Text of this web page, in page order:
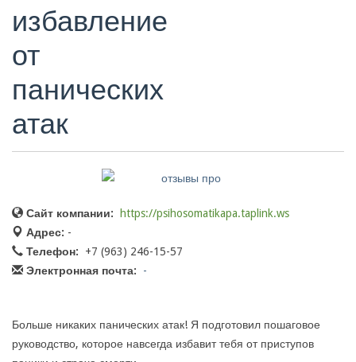
избавление
от
панических
атак
Сайт компании:
https://psihosomatikapa.taplink.ws
Адрес: -
Телефон:
+7 (963) 246-15-57
Электронная почта:
-
Больше никаких панических атак! Я подготовил пошаговое
руководство, которое навсегда избавит тебя от приступов